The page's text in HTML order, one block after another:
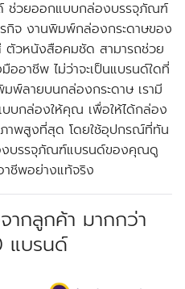
ช่วยออกแบบกล่องบรรจุภัณฑ์
กิจ งานพิมพ์กล่องกระดาษของ
ตัวหนังสือคมชัด สามารถช่วย
อาชีพ ไม่ว่าจะเป็นแบรนด์ใดที่
ลายบนกล่องกระดาษ เรามี
บกล่องให้คุณ เพื่อให้ได้กล่อง
าพสูงที่สุด โดยใช้อุปกรณ์ที่ทัน
งบรรจุภัณฑ์แบรนด์ของคุณดู
ชีพอย่างแท้จริง
ากลูกค้า มากกว่า
แบรนด์